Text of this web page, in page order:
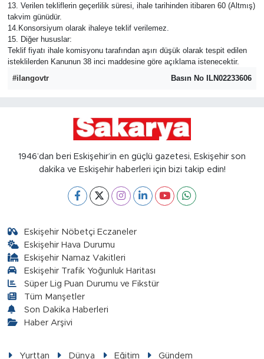
13. Verilen tekliflerin geçerlilik süresi, ihale tarihinden itibaren 60 (Altmış)
takvim günüdür.
14.Konsorsiyum olarak ihaleye teklif verilemez.
15. Diğer hususlar:
Teklif fiyatı ihale komisyonu tarafından aşırı düşük olarak tespit edilen
isteklilerden Kanunun 38 inci maddesine göre açıklama istenecektir.
#ilangovtr
Basın No ILN02233606
1946’dan beri Eskişehir’in en güçlü gazetesi, Eskişehir son
dakika ve Eskişehir haberleri için bizi takip edin!
Eskişehir Nöbetçi Eczaneler
Eskişehir Hava Durumu
Eskişehir Namaz Vakitleri
Eskişehir Trafik Yoğunluk Haritası
Süper Lig Puan Durumu ve Fikstür
Tüm Manşetler
Son Dakika Haberleri
Haber Arşivi
Yurttan Dünya Eğitim Gündem